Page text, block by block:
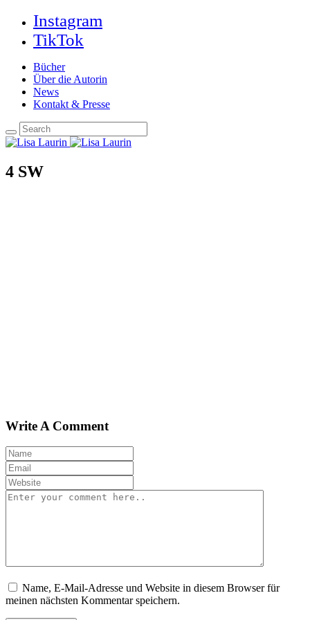
Instagram
TikTok
Bücher
Über die Autorin
News
Kontakt & Presse
4 SW
Write A Comment
Name, E-Mail-Adresse und Website in diesem Browser für
meinen nächsten Kommentar speichern.